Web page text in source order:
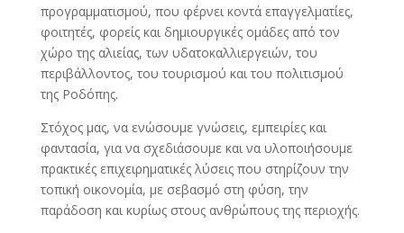
προγραμματισμού, που φέρνει κοντά επαγγελματίες,
φοιτητές, φορείς και δημιουργικές ομάδες από τον
χώρο της αλιείας, των υδατοκαλλιεργειών, του
περιβάλλοντος, του τουρισμού και του πολιτισμού
της Ροδόπης.
Στόχος μας, να ενώσουμε γνώσεις, εμπειρίες και
φαντασία, για να σχεδιάσουμε και να υλοποιήσουμε
πρακτικές επιχειρηματικές λύσεις που στηρίζουν την
τοπική οικονομία, με σεβασμό στη φύση, την
παράδοση και κυρίως στους ανθρώπους της περιοχής.